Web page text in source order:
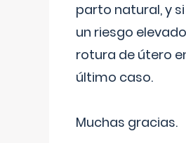
parto natural, y
un riesgo
rotura de útero
último caso.
Muchas gracias.